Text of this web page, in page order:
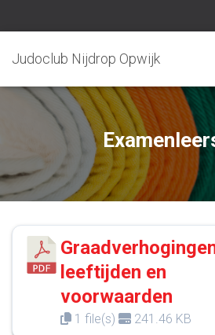
Judoclub Nijdrop Opwijk
leeftijden en
voorwaarden
1 file(s) 241.46 KB